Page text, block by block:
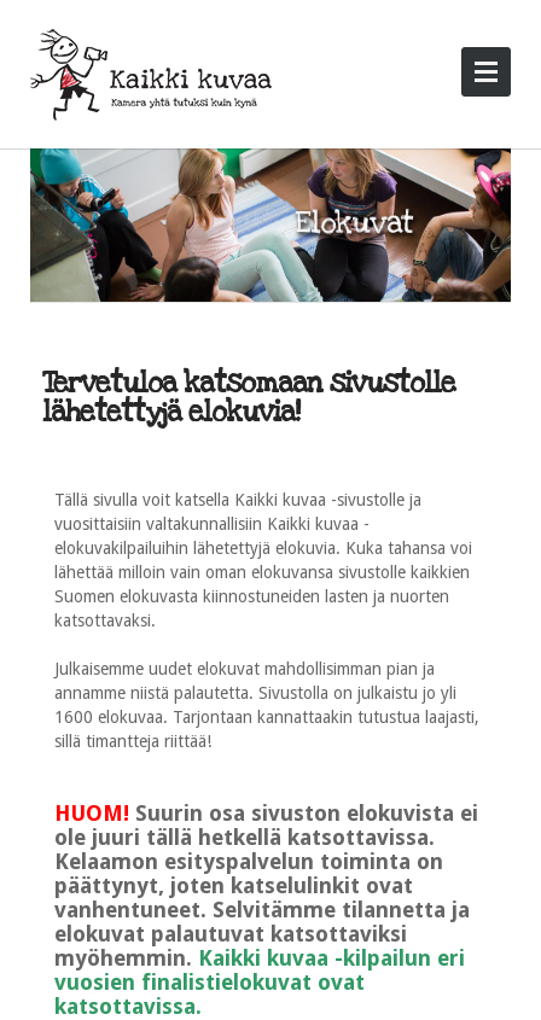
Tervetuloa katsomaan sivustolle
lähetettyjä elokuvia!
Tällä sivulla voit katsella Kaikki kuvaa -sivustolle ja
vuosittaisiin valtakunnallisiin Kaikki kuvaa -
elokuvakilpailuihin lähetettyjä elokuvia. Kuka tahansa voi
lähettää milloin vain oman elokuvansa sivustolle kaikkien
Suomen elokuvasta kiinnostuneiden lasten ja nuorten
katsottavaksi.
Julkaisemme uudet elokuvat mahdollisimman pian ja
annamme niistä palautetta. Sivustolla on julkaistu jo yli
1600 elokuvaa. Tarjontaan kannattaakin tutustua laajasti,
sillä timantteja riittää!
HUOM! Suurin osa sivuston elokuvista ei
ole juuri tällä hetkellä katsottavissa.
Kelaamon esityspalvelun toiminta on
päättynyt, joten katselulinkit ovat
vanhentuneet. Selvitämme tilannetta ja
elokuvat palautuvat katsottaviksi
myöhemmin. Kaikki kuvaa -kilpailun eri
vuosien finalistielokuvat ovat
katsottavissa.